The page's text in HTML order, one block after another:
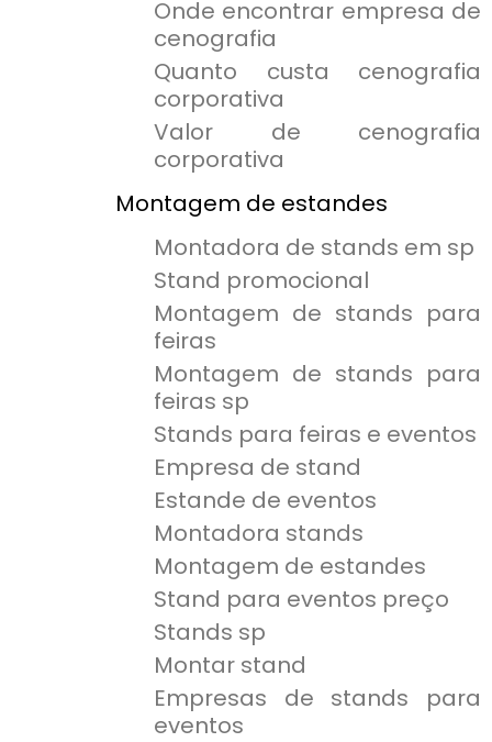
Onde encontrar empresa de
cenografia
Quanto custa cenografia
corporativa
Valor de cenografia
corporativa
Montagem de estandes
Montadora de stands em sp
Stand promocional
Montagem de stands para
feiras
Montagem de stands para
feiras sp
Stands para feiras e eventos
Empresa de stand
Estande de eventos
Montadora stands
Montagem de estandes
Stand para eventos preço
Stands sp
Montar stand
Empresas de stands para
eventos